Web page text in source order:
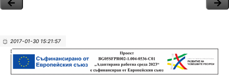
2017-01-30 15:21:57